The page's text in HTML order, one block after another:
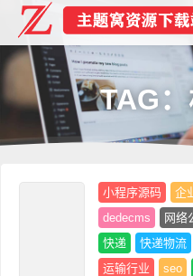
TAG
小程序源码 企
dedecms
网络
快递
快递物流
运输行业
seo